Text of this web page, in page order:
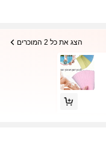
הצג את כל 2 המוכרים